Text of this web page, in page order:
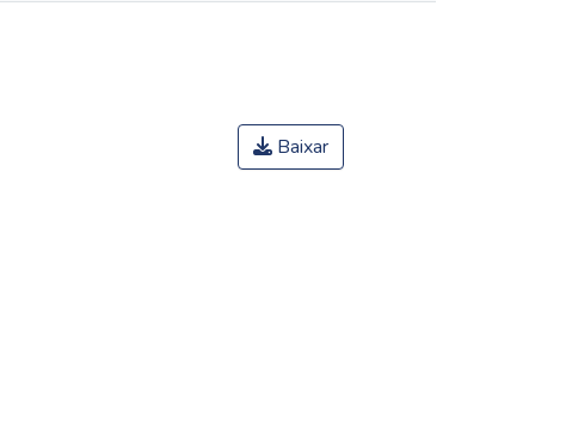
Baixar